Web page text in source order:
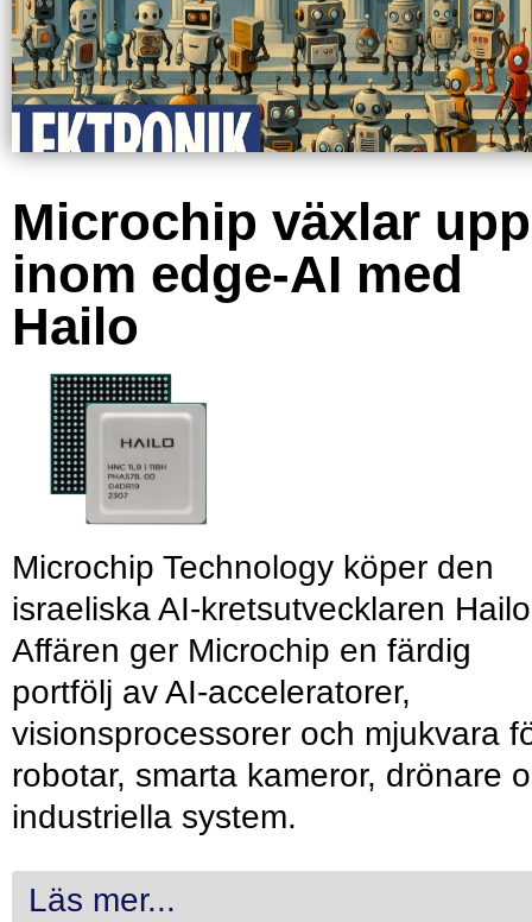
Microchip växlar upp
inom edge-AI med
Hailo
Microchip Technology köper den
israeliska AI-kretsutvecklaren
Affären ger Microchip en färdig
portfölj av AI-acceleratorer,
visionsprocessorer och mjukvara
robotar, smarta kameror, drönare
industriella system.
Läs mer...